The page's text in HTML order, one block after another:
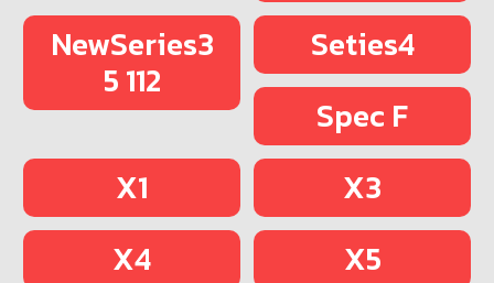
NewSeries3
5 112
Seties4
Spec F
X1
X3
X4
X5